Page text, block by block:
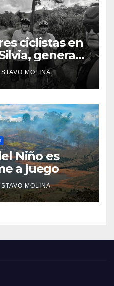
ciclistas en
genera
el Cauca
MOLINA
Niño es
a juego
MOLINA